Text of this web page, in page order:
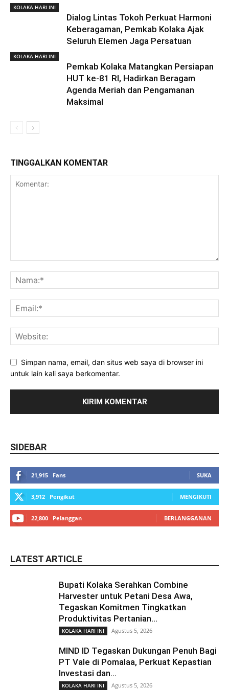
KOLAKA HARI INI
Dialog Lintas Tokoh Perkuat Harmoni
Keberagaman, Pemkab Kolaka Ajak
Seluruh Elemen Jaga Persatuan
KOLAKA HARI INI
Pemkab Kolaka Matangkan Persiapan
HUT ke-81 RI, Hadirkan Beragam
Agenda Meriah dan Pengamanan
Maksimal
TINGGALKAN KOMENTAR
Simpan nama, email, dan situs web saya di browser ini
untuk lain kali saya berkomentar.
SIDEBAR
21,915 Fans SUKA
3,912 Pengikut MENGIKUTI
22,800 Pelanggan BERLANGGANAN
LATEST ARTICLE
Bupati Kolaka Serahkan Combine
Harvester untuk Petani Desa Awa,
Tegaskan Komitmen Tingkatkan
Produktivitas Pertanian...
KOLAKA HARI INI Agustus 5, 2026
MIND ID Tegaskan Dukungan Penuh Bagi
PT Vale di Pomalaa, Perkuat Kepastian
Investasi dan...
KOLAKA HARI INI Agustus 5, 2026